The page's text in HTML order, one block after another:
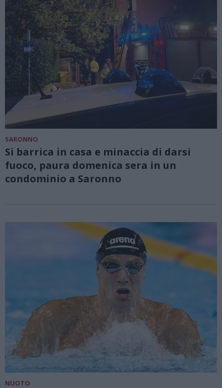
SARONNO
Si barrica in casa e minaccia di darsi
fuoco, paura domenica sera in un
condominio a Saronno
NUOTO